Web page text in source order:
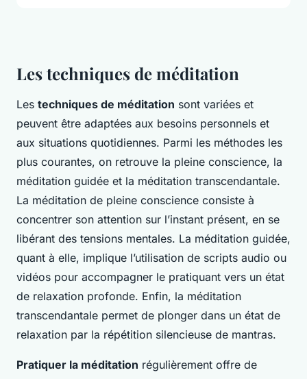
Les techniques de méditation
Les techniques de méditation sont variées et
peuvent être adaptées aux besoins personnels et
aux situations quotidiennes. Parmi les méthodes les
plus courantes, on retrouve la pleine conscience, la
méditation guidée et la méditation transcendantale.
La méditation de pleine conscience consiste à
concentrer son attention sur l’instant présent, en se
libérant des tensions mentales. La méditation guidée,
quant à elle, implique l’utilisation de scripts audio ou
vidéos pour accompagner le pratiquant vers un état
de relaxation profonde. Enfin, la méditation
transcendantale permet de plonger dans un état de
relaxation par la répétition silencieuse de mantras.
Pratiquer la méditation régulièrement offre de